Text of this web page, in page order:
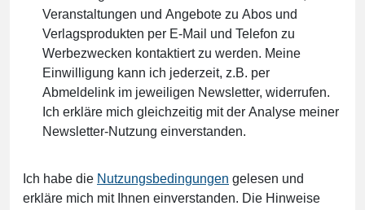
Veranstaltungen und Angebote zu Abos und
Verlagsprodukten per E-Mail und Telefon zu
Werbezwecken kontaktiert zu werden. Meine
Einwilligung kann ich jederzeit, z.B. per
Abmeldelink im jeweiligen Newsletter, widerrufen.
Ich erkläre mich gleichzeitig mit der Analyse meiner
Newsletter-Nutzung einverstanden.
Ich habe die Nutzungsbedingungen gelesen und
erkläre mich mit Ihnen einverstanden. Die Hinweise